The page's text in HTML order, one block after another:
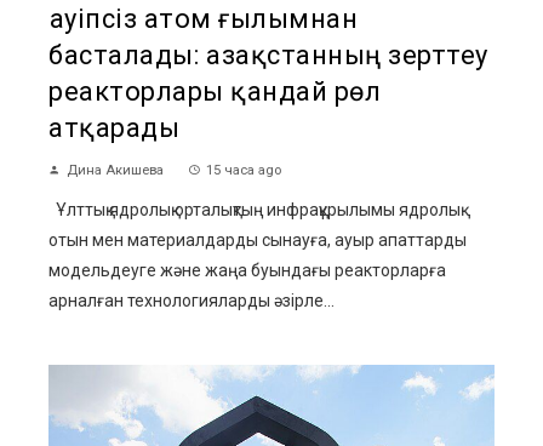
Қауіпсіз атом ғылымнан
басталады: Қазақстанның зерттеу
реакторлары қандай рөл
атқарады
Дина Акишева 15 часа ago
Ұлттық ядролық орталықтың инфрақұрылымы ядролық
отын мен материалдарды сынауға, ауыр апаттарды
модельдеуге және жаңа буындағы реакторларға
арналған технологияларды әзірле...